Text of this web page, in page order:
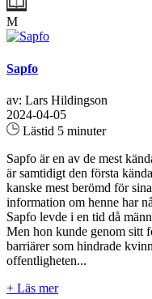
M
Sapfo
av: Lars Hildingson
2024-04-05
Lästid 5 minuter
Sapfo är en av de mest
är samtidigt den första
kanske mest berömd för
information om henne har
Sapfo levde i en tid då
Men hon kunde genom sitt
barriärer som hindrade
offentligheten...
+ Läs mer